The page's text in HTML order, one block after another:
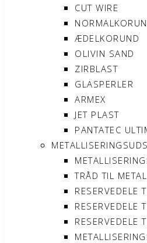
CUT WIRE
ÆDELKORUND
OLIVIN SAND
ZIRBLAST
GLASPERLER
ARMEX
JET PLAST
PANTATEC
TRÅD TIL
RESERVEDELE
RESERVEDELE
RESERVEDELE